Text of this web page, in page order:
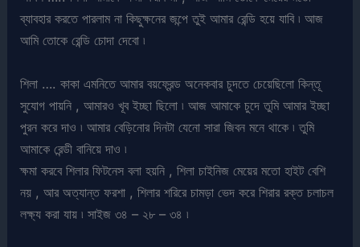
ব্যাবহার করতে পারলাম না কিছুক্ষনের জন্পে তুই আমার রেন্ডি হয়ে যাবি ৷ আজ
আমি তোকে রেন্ডি চোদা দেবো ৷
শিলা …. কাকা এমনিতে আমার বয়ফ্রেন্ড অনেকবার চুদতে চেয়েছিলো কিন্তূ
সুযোগ পায়নি , আমারও খূব ইচ্ছা ছিলো ৷ আজ আমাকে চুদে তুমি আমার ইচ্ছা
পুরন করে দাও ৷ আমার বেড়িনোর দিনটা যেনো সারা জিবন মনে থাকে ৷ তুমি
আমাকে রেন্ডী বানিয়ে দাও ৷
ক্ষমা করবে শিলার ফিটনেস বলা হয়নি , শিলা চাইনিজ মেয়ের মতো হাইট বেশি
নয় , আর অত্যান্ত ফরশা , শিলার শরিরে চামড়া ভেদ করে শিরার রক্ত চলাচল
লক্ষ্য করা যায় ৷ সাইজ ৩৪ – ২৮ – ৩৪ ৷